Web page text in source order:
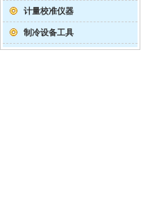
计量校准仪器
制冷设备工具